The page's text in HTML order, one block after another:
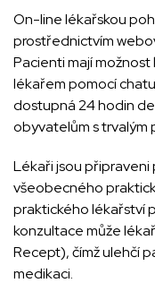
On-line lékařskou
prostřednictvím
Pacienti mají
lékařem pomocí
dostupná 24 hodin
obyvatelům s trvalým
Lékaři jsou
všeobecného
praktického lékařství
konzultace může
Recept), čímž ulehčí
medikaci.